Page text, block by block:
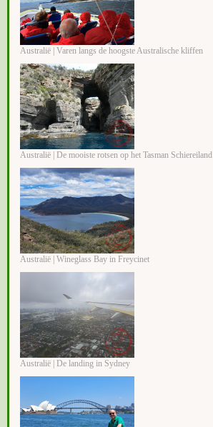
Australië | Varen langs de hoogste Australische kliffen
Australië | De mooiste rotsen op het Tasman Schiereiland
Australië | Wineglass Bay in Freycinet
Australië | De landing in Sydney